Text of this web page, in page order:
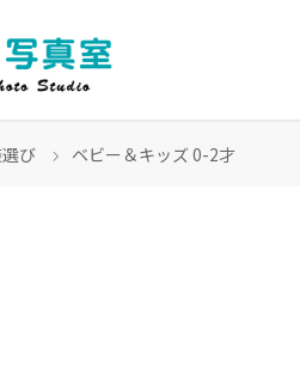
び ベビー＆キッズ 0-2才